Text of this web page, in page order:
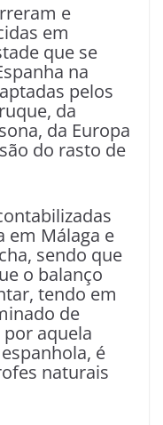
e
em
que se
na
pelos
da
da Europa
do rasto de
em Málaga e
sendo que
o balanço
tendo em
de
aquela
é
naturais